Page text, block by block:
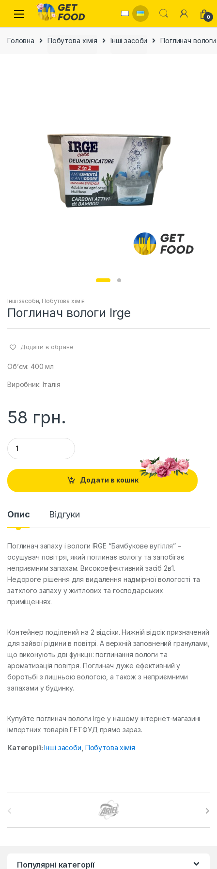
Skip to navigation
Skip to content
0
Головна Побутова хімія Інші засоби Поглинач
Інші засоби, Побутова хімія
Поглинач вологи Irge
Додати в обране
Об’єм: 400 мл
Виробник: Італія
58 грн.
Q
u
a
t
i
Додати в кошик
Опис Відгуки
Поглинач запаху і вологи IRGE “Бамбукове вугілля” –
осушувач повітря, який поглинає вологу та запобігає
неприємним запахам. Високоефективний засіб 2в1.
Недороге рішення для видалення надмірної вологості та
затхлого запаху у житлових та господарських
приміщеннях.
Контейнер поділений на 2 відсіки. Нижній відсік призначений
для зайвої рідини в повітрі. А верхній заповнений гранулами,
що виконують дві функції: поглинання вологи та
ароматизація повітря. Поглинач дуже ефективний у
боротьбі з лишньою вологою, а також з неприємними
запахами у будинку.
Купуйте поглинач вологи Irge у нашому інтернет-магазині
імпортних товарів ГЕТФУД прямо зараз.
Категорії:Інші засоби Побутова хімія
Популярні категорії